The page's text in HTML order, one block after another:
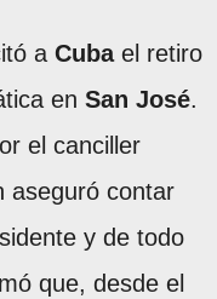
a Cubael retiro
en San José.
el canciller
aseguró contar
y de todo
que, desde el